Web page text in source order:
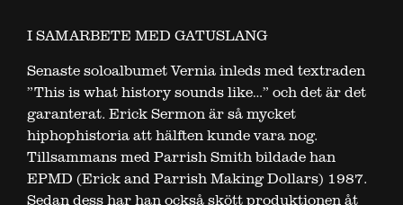
I SAMARBETE MED GATUSLANG
Senaste soloalbumet Vernia inleds med textraden
”This is what history sounds like…” och det är det
garanterat. Erick Sermon är så mycket
hiphophistoria att hälften kunde vara nog.
Tillsammans med Parrish Smith bildade han
EPMD (Erick and Parrish Making Dollars) 1987.
Sedan dess har han också skött produktionen åt